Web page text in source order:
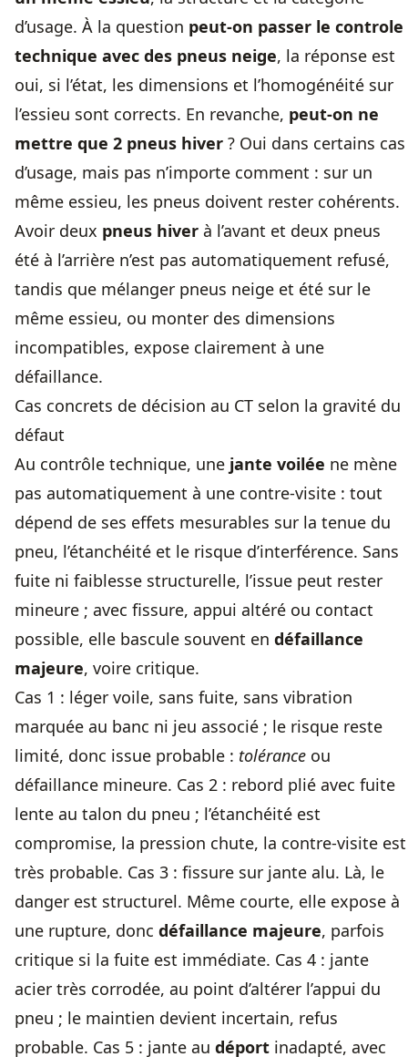
d’usage. À la question peut-on passer le controle
technique avec des pneus neige, la réponse est
oui, si l’état, les dimensions et l’homogénéité sur
l’essieu sont corrects. En revanche, peut-on ne
mettre que 2 pneus hiver ? Oui dans certains cas
d’usage, mais pas n’importe comment : sur un
même essieu, les pneus doivent rester cohérents.
Avoir deux pneus hiver à l’avant et deux pneus
été à l’arrière n’est pas automatiquement refusé,
tandis que mélanger pneus neige et été sur le
même essieu, ou monter des dimensions
incompatibles, expose clairement à une
défaillance.
Cas concrets de décision au CT selon la gravité du
défaut
Au contrôle technique, une jante voilée ne mène
pas automatiquement à une contre-visite : tout
dépend de ses effets mesurables sur la tenue du
pneu, l’étanchéité et le risque d’interférence. Sans
fuite ni faiblesse structurelle, l’issue peut rester
mineure ; avec fissure, appui altéré ou contact
possible, elle bascule souvent en défaillance
majeure, voire critique.
Cas 1 : léger voile, sans fuite, sans vibration
marquée au banc ni jeu associé ; le risque reste
limité, donc issue probable : tolérance ou
défaillance mineure. Cas 2 : rebord plié avec fuite
lente au talon du pneu ; l’étanchéité est
compromise, la pression chute, la contre-visite est
très probable. Cas 3 : fissure sur jante alu. Là, le
danger est structurel. Même courte, elle expose à
une rupture, donc défaillance majeure, parfois
critique si la fuite est immédiate. Cas 4 : jante
acier très corrodée, au point d’altérer l’appui du
pneu ; le maintien devient incertain, refus
probable. Cas 5 : jante au déport inadapté, avec